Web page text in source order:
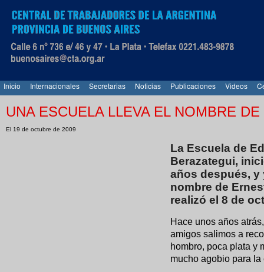
Inicio Internacionales Secretarias Noticias Publicaciones Videos
UNA ESCUELA LLEVA EL NOMBRE
El 19 de octubre de 2009
La Escuela de
Berazategui,
años después,
nombre de
realizó el 8 de
Hace unos años
amigos salimos a
hombro, poca plata y
mucho agobio para